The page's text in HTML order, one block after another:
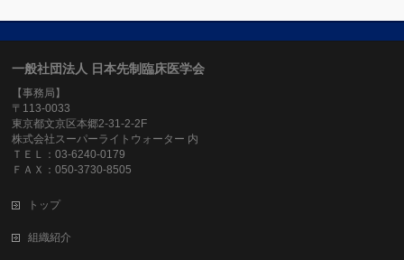
一般社団法人 日本先制臨床医学会
【事務局】
〒113-0033
東京都文京区本郷2-31-2-2F
株式会社スーパーライトウォーター 内
ＴＥＬ：03-6240-0179
ＦＡＸ：050-3730-8505
トップ
組織紹介